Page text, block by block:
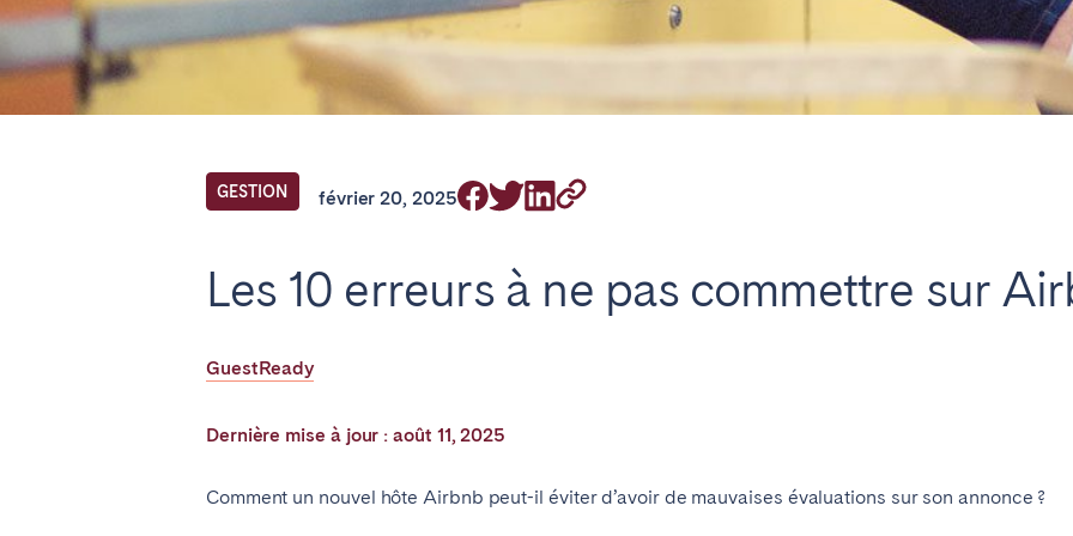
GESTION février 20, 2025
Les 10 erreurs à ne pas commettre sur
GuestReady
Dernière mise à jour : août 11, 2025
Comment un nouvel hôte Airbnb peut-il éviter d’avoir de mauvaises évaluations sur son annonce ?
Find your location.
FRANCE
Cannes Dijon La Baule Lille
Paris
IRELAND